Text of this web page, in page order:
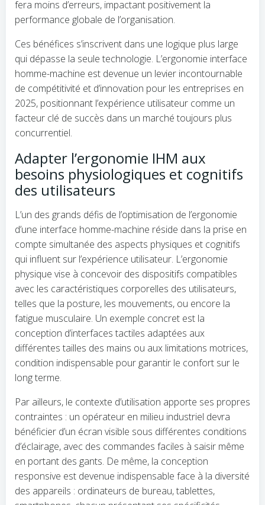
fera moins d’erreurs, impactant positivement la
performance globale de l’organisation.
Ces bénéfices s’inscrivent dans une logique plus large
qui dépasse la seule technologie. L’ergonomie interface
homme-machine est devenue un levier incontournable
de compétitivité et d’innovation pour les entreprises en
2025, positionnant l’expérience utilisateur comme un
facteur clé de succès dans un marché toujours plus
concurrentiel.
Adapter l’ergonomie IHM aux
besoins physiologiques et cognitifs
des utilisateurs
L’un des grands défis de l’optimisation de l’ergonomie
d’une interface homme-machine réside dans la prise en
compte simultanée des aspects physiques et cognitifs
qui influent sur l’expérience utilisateur. L’ergonomie
physique vise à concevoir des dispositifs compatibles
avec les caractéristiques corporelles des utilisateurs,
telles que la posture, les mouvements, ou encore la
fatigue musculaire. Un exemple concret est la
conception d’interfaces tactiles adaptées aux
différentes tailles des mains ou aux limitations motrices,
condition indispensable pour garantir le confort sur le
long terme.
Par ailleurs, le contexte d’utilisation apporte ses propres
contraintes : un opérateur en milieu industriel devra
bénéficier d’un écran visible sous différentes conditions
d’éclairage, avec des commandes faciles à saisir même
en portant des gants. De même, la conception
responsive est devenue indispensable face à la diversité
des appareils : ordinateurs de bureau, tablettes,